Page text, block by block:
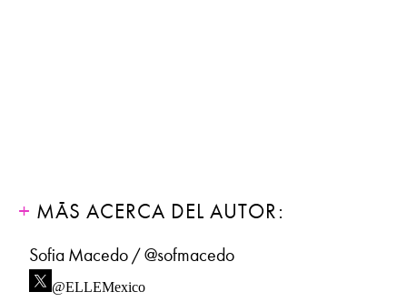
MÁS ACERCA DEL AUTOR:
Sofia Macedo / @sofmacedo
@ELLEMexico